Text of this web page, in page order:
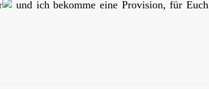
und ich bekomme eine Provision, für Euch